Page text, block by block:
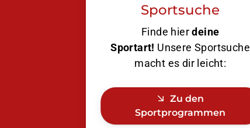
Sportsuche
Finde hierdeine
Sportart! Unsere Sportsuche
macht es dir leicht:
Zu den
Sportprogrammen